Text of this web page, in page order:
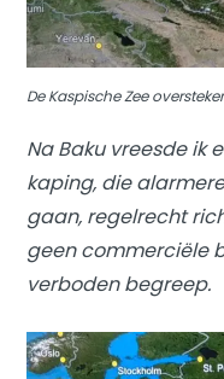
De Kaspische Zee
Na Baku vreesde ik
kaping, die
gaan, regelrecht
geen commerciële
verboden begreep.